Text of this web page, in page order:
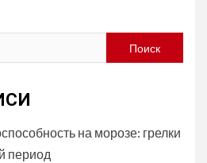
на морозе: грелки
период